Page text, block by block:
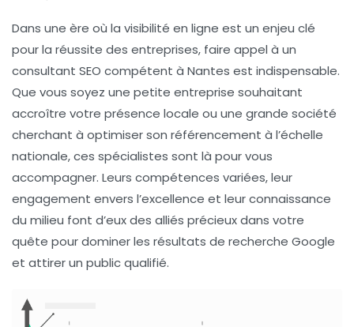
Dans une ère où la visibilité en ligne est un enjeu clé
pour la réussite des entreprises, faire appel à un
consultant SEO compétent à Nantes est indispensable.
Que vous soyez une petite entreprise souhaitant
accroître votre présence locale ou une grande société
cherchant à optimiser son référencement à l’échelle
nationale, ces spécialistes sont là pour vous
accompagner. Leurs compétences variées, leur
engagement envers l’excellence et leur connaissance
du milieu font d’eux des alliés précieux dans votre
quête pour dominer les résultats de recherche Google
et attirer un public qualifié.